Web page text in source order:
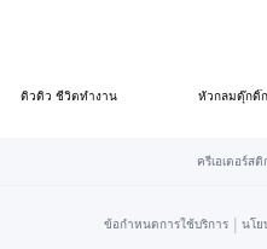
ดิวดิว ชีวิตทำงาน
ครีเอเตอร์ส
ข้อกำหนดการใช้บริการ | นโย